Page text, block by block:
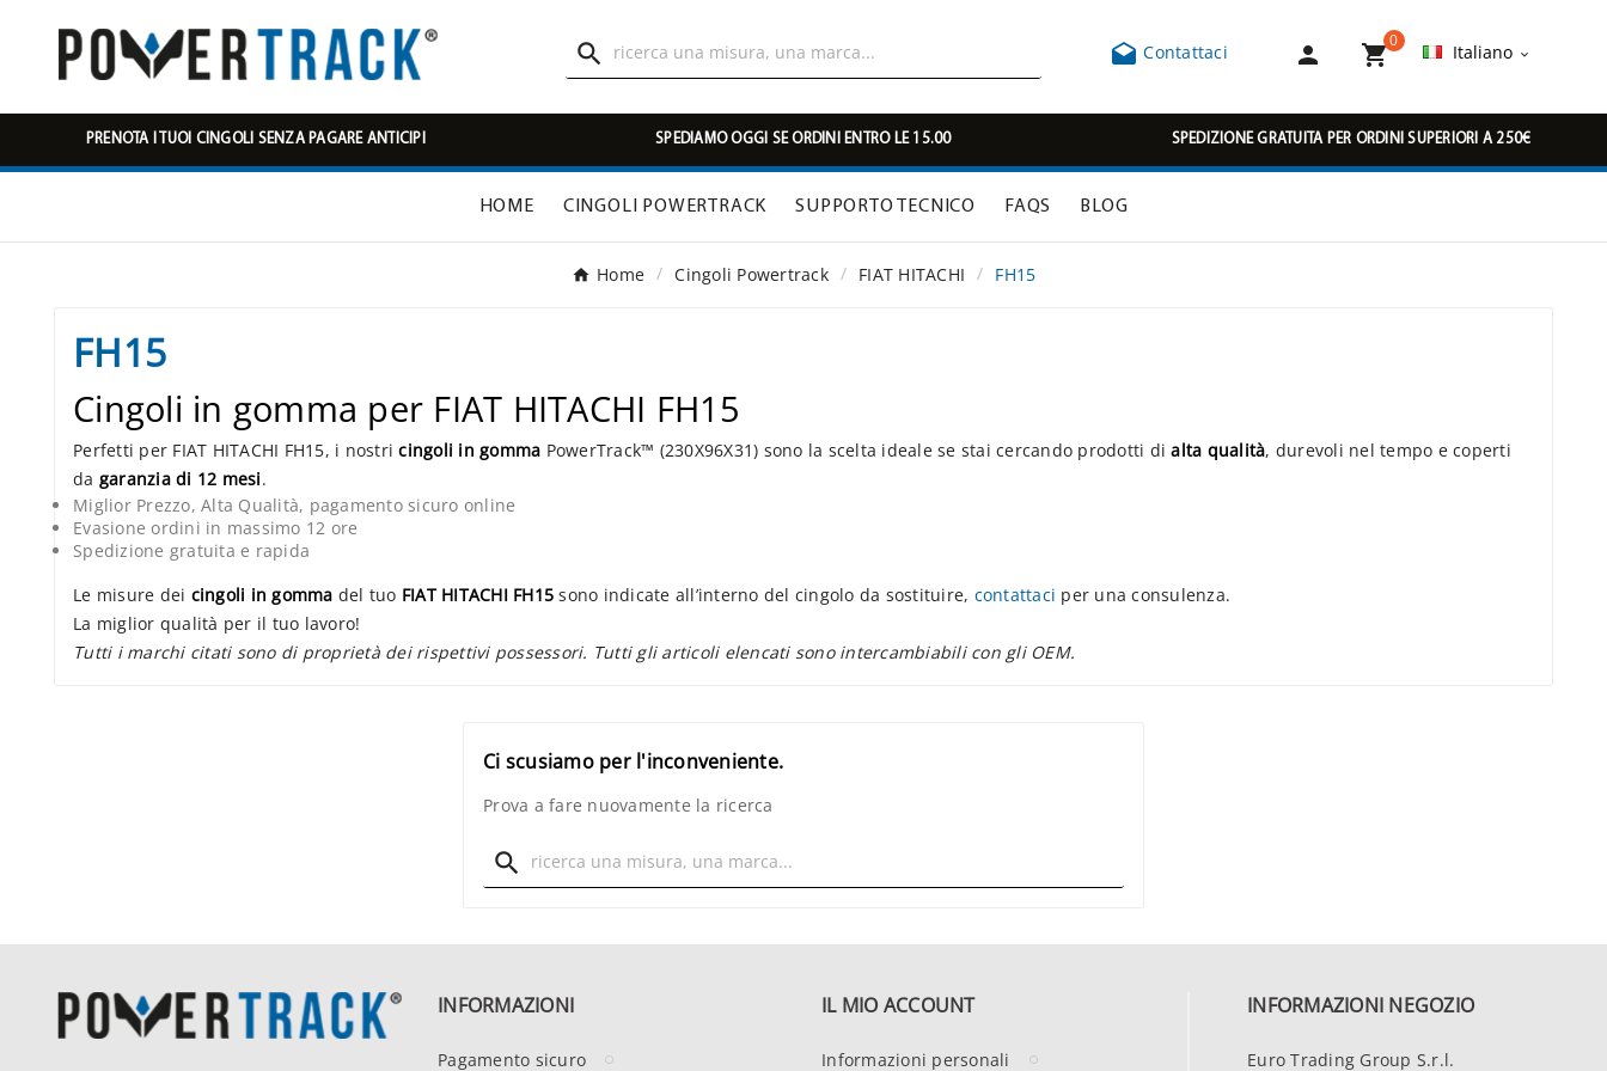
  Contattaci  
0
Italiano 
PRENOTA I TUOI CINGOLI SENZA PAGARE ANTICIPI SPEDIAMO OGGI SE ORDINI ENTRO LE 15.00 SPEDIZIONE GRATUITA PER ORDINI SUPERIORI A 250€
HOME CINGOLI POWERTRACK SUPPORTO TECNICO FAQS BLOG
Home Cingoli Powertrack FIAT HITACHI FH15
FH15
Cingoli in gomma per FIAT HITACHI FH15
Perfetti per FIAT HITACHI FH15, i nostricingoli in gomma PowerTrack™ (230X96X31) sono la scelta ideale se stai cercando prodotti dialta qualità, durevoli nel tempo e coperti
da garanzia di 12 mesi.
Miglior Prezzo, Alta Qualità, pagamento sicuro online
Evasione ordini in massimo 12 ore
Spedizione gratuita e rapida
Le misure dei cingoli in gomma del tuo FIAT HITACHI FH15 sono indicate all’interno del cingolo da sostituire, contattaci per una consulenza.
La miglior qualità per il tuo lavoro!
Tutti i marchi citati sono di proprietà dei rispettivi possessori. Tutti gli articoli elencati sono intercambiabili con gli OEM.
Ci scusiamo per l'inconveniente.
Prova a fare nuovamente la ricerca

INFORMAZIONI
Pagamento sicuro
IL MIO ACCOUNT
Informazioni personali
INFORMAZIONI NEGOZIO
Euro Trading Group S.r.l.